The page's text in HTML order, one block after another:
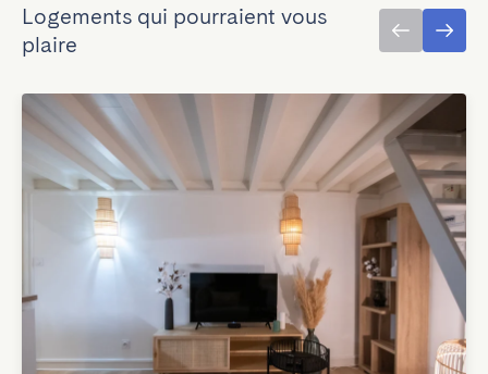
Logements qui pourraient vous
plaire